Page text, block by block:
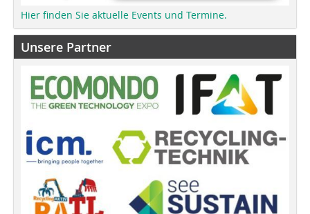
Hier finden Sie aktuelle Events und Termine.
Unsere Partner